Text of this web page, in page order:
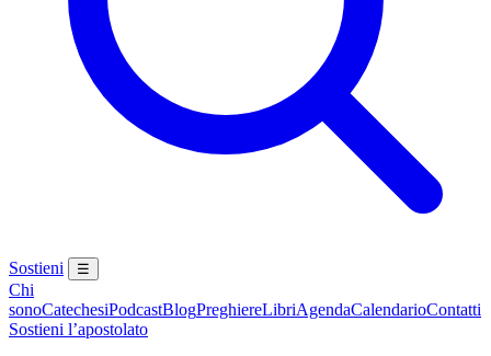
Sostieni ☰
Chi
sonoCatechesiPodcastBlogPreghiereLibriAgendaCalendarioContatti
Sostieni l’apostolato